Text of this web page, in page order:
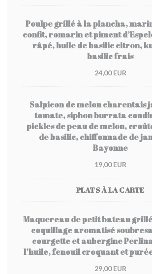
Poulpe grillé à la plancha,
confit, romarin et piment
râpé, huile de basilic citron,
basilic frais
24,00 EUR
Salpicon de melon charentais
tomate, siphon burrata
pickles de peau de melon,
de basilic, chiffonnade de
Bayonne
19,00 EUR
PLATS À LA CARTE
Maquereau de petit bateau
coquillage aromatisé
courgette et aubergine
l’huile, fenouil croquant et
29,00 EUR